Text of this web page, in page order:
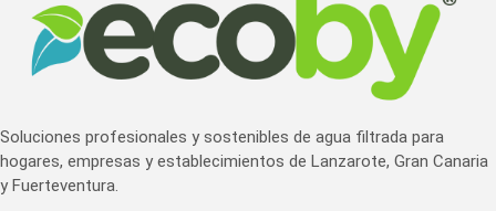
Soluciones profesionales y sostenibles de agua filtrada para
hogares, empresas y establecimientos de Lanzarote, Gran Canaria
y Fuerteventura.